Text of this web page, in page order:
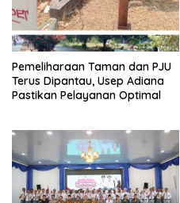
Pemeliharaan Taman dan PJU
Terus Dipantau, Usep Adiana
Pastikan Pelayanan Optimal